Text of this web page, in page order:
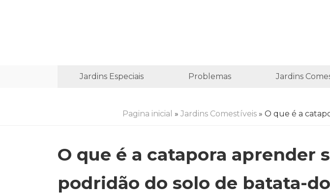
Jardins Especiais Problemas Jardins
Pagina inicial » Jardins Comestíveis» O que é a
O que é a catapora aprender
podridão do solo de batata-